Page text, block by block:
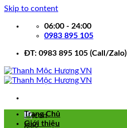
Skip to content
06:00 - 24:00
0983 895 105
ĐT: 0983 895 105 (Call/Zalo)
Trang Chủ
Giới thiệu